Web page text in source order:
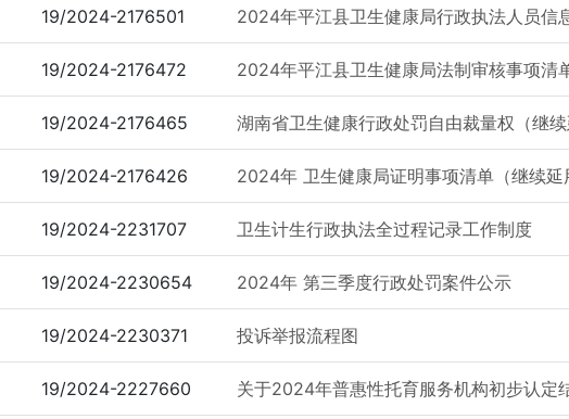
19/2024-2176501 2024年平江县卫生健康局行政执法人员信
19/2024-2176472 2024年平江县卫生健康局法制审核事项清
19/2024-2176465 湖南省卫生健康行政处罚自由裁量权（继续
19/2024-2176426 2024年 卫生健康局证明事项清单（继续延
19/2024-2231707 卫生计生行政执法全过程记录工作制度
19/2024-2230654 2024年 第三季度行政处罚案件公示
19/2024-2230371 投诉举报流程图
19/2024-2227660 关于2024年普惠性托育服务机构初步认定